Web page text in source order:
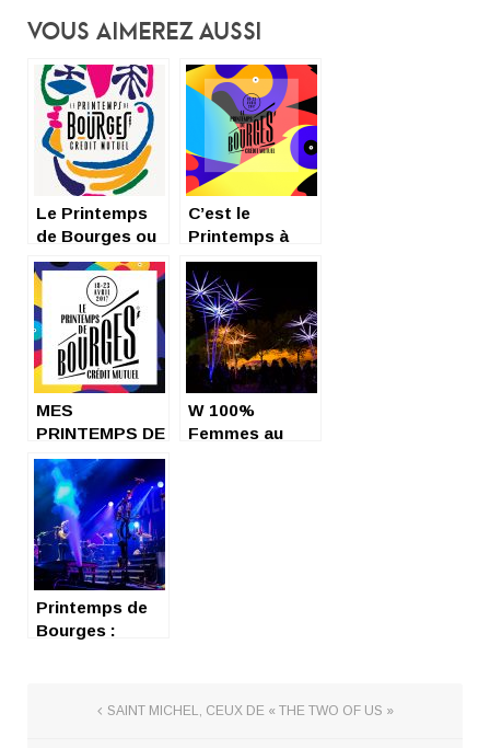
Vous Aimerez Aussi
Le Printemps
de Bourges ou
les beaux jours
de la musique
C’est le
Printemps à
Bourges !
MES
PRINTEMPS DE
BOURGES
W 100%
Femmes au
Printemps de
Bourges :
SAINT MICHEL, CEUX DE « THE TWO OF US »